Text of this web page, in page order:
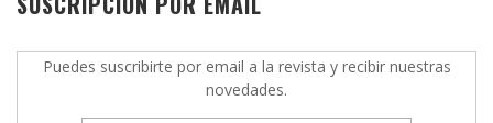
Puedes suscribirte por email a la revista y recibir nuestras
novedades.